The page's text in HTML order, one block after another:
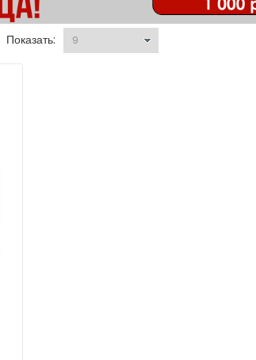
Показать: